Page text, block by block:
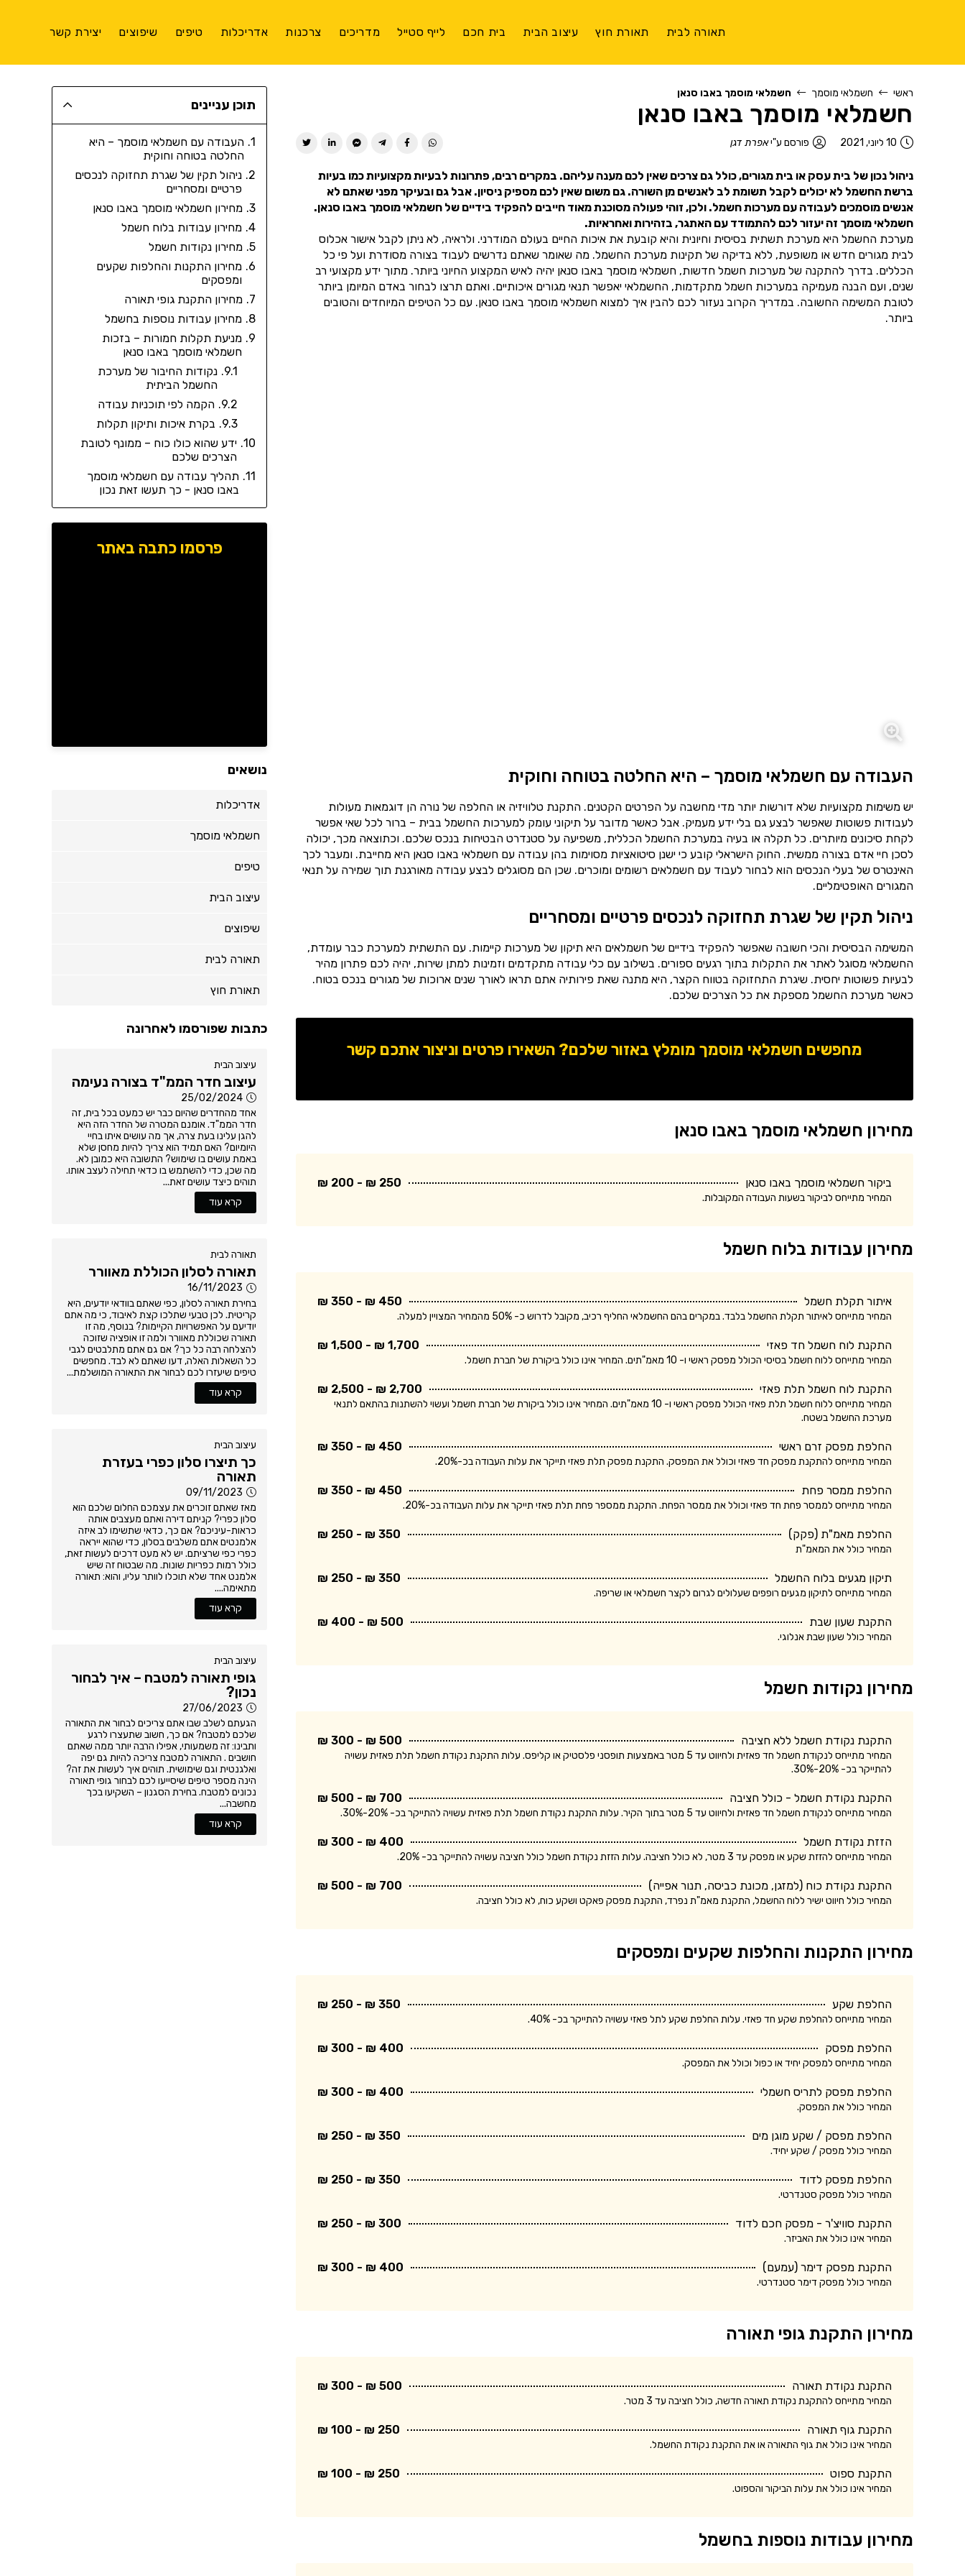
תאורה לבית תאורת חוץ עיצוב הבית בית חכם לייף סטייל מדריכים צרכנות אדריכלות טיפים שיפוצים יצירת קשר
ראשי חשמלאי מוסמך חשמלאי מוסמך באבו סנאן
חשמלאי מוסמך באבו סנאן
10 ליוני, 2021 פורסם ע"יאפרת דגן
ניהול נכון של בית עסק או בית מגורים, כולל גם צרכים שאין לכם מענה עליהם. במקרים רבים, פתרונות לבעיות מקצועיות כמו בעיות
ברשת החשמל לא יכולים לקבל תשומת לב לאנשים מן השורה. גם משום שאין לכם מספיק ניסיון. אבל גם ובעיקר מפני שאתם לא
אנשים מוסמכים לעבודה עם מערכות חשמל. ולכן, זוהי פעולה מסוכנת מאוד חייבים להפקיד בידיים של חשמלאי מוסמך באבו סנאן.
חשמלאי מוסמך זה יעזור לכם להתמודד עם האתגר, בזהירות ואחראיות.
מערכת החשמל היא מערכת תשתית בסיסית וחיונית והיא קובעת את איכות החיים בעולם המודרני. ולראיה, לא ניתן לקבל אישור אכלוס
לבית מגורים חדש או משופעת, ללא בדיקה של תקינות מערכת החשמל. מה שאומר שאתם נדרשים לעבוד בצורה מסודרת ועל פי כל
הכללים. בדרך להתקנה של מערכות חשמל חדשות, חשמלאי מוסמך באבו סנאן יהיה לאיש המקצוע החיוני ביותר. מתוך ידע מקצועי רב
שנים, ועם הבנה מעמיקה במערכות חשמל מתקדמות, החשמלאי יאפשר תנאי מגורים איכותיים. ואתם תרצו לבחור באדם המיומן ביותר
לטובת המשימה החשובה. במדריך הקרוב נעזור לכם להבין איך למצוא חשמלאי מוסמך באבו סנאן. עם כל הטיפים המיוחדים והטובים
ביותר.
העבודה עם חשמלאי מוסמך – היא החלטה בטוחה וחוקית
יש משימות מקצועיות שלא דורשות יותר מדי מחשבה על הפרטים הקטנים. התקנת טלוויזיה או החלפה של נורה הן דוגמאות מעולות
לעבודות פשוטות שאפשר לבצע גם בלי ידע מעמיק. אבל כאשר מדובר על תיקוני עומק למערכות החשמל בבית – ברור לכל שאי אפשר
לקחת סיכונים מיותרים. כל תקלה או בעיה במערכת החשמל הכללית, משפיעה על סטנדרט הבטיחות בנכס שלכם. וכתוצאה מכך, יכולה
לסכן חיי אדם בצורה ממשית. החוק הישראלי קובע כי ישנן סיטואציות מסוימות בהן עבודה עם חשמלאי באבו סנאן היא מחייבת. ומעבר לכך
האינטרס של בעלי הנכסים הוא לבחור לעבוד עם חשמלאים רשומים ומוכרים. שכן הם מסוגלים לבצע עבודה מאורגנת תוך שמירה על תנאי
המגורים האופטימליים.
ניהול תקין של שגרת תחזוקה לנכסים פרטיים ומסחריים
המשימה הבסיסית והכי חשובה שאפשר להפקיד בידיים של חשמלאים היא תיקון של מערכות קיימות. עם התשתית למערכת כבר עומדת,
החשמלאי מסוגל לאתר את התקלות בתוך רגעים ספורים. בשילוב עם כלי עבודה מתקדמים וזמינות למתן שירות, יהיה לכם פתרון מהיר
לבעיות פשוטות יחסית. שיגרת התחזוקה בטווח הקצר, היא מתנה שאת פירותיה אתם תראו לאורך שנים ארוכות של מגורים בנכס בטוח.
כאשר מערכת החשמל מספקת את כל הצרכים שלכם.
מחפשים חשמלאי מוסמך מומלץ באזור שלכם? השאירו פרטים וניצור אתכם קשר
מחירון חשמלאי מוסמך באבו סנאן
ביקור חשמלאי מוסמך באבו סנאן 250 ₪ - 200 ₪
המחיר מתייחס לביקור בשעות העבודה המקובלות.
מחירון עבודות בלוח חשמל
איתור תקלת חשמל 450 ₪ - 350 ₪
המחיר מתייחס לאיתור תקלת החשמל בלבד. במקרים בהם החשמלאי החליף רכיב, מקובל לדרוש כ- 50% מהמחיר המצויין למעלה.
התקנת לוח חשמל חד פאזי 1,700 ₪ - 1,500 ₪
המחיר מתייחס ללוח חשמל בסיסי הכולל מפסק ראשי ו- 10 מאמ"תים. המחיר אינו כולל ביקורת של חברת חשמל.
התקנת לוח חשמל תלת פאזי 2,700 ₪ - 2,500 ₪
המחיר מתייחס ללוח חשמל תלת פאזי הכולל מפסק ראשי ו- 10 מאמ"תים. המחיר אינו כולל ביקורת של חברת חשמל ועשוי להשתנות בהתאם לתנאי
מערכת החשמל בשטח.
החלפת מפסק זרם ראשי 450 ₪ - 350 ₪
המחיר מתייחס להתקנת מפסק חד פאזי וכולל את המפסק. התקנת מפסק תלת פאזי תייקר את עלות העבודה בכ-20%.
החלפת ממסר פחת 450 ₪ - 350 ₪
המחיר מתייחס לממסר פחת חד פאזי וכולל את ממסר הפחת. התקנת ממספר פחת תלת פאזי תייקר את עלות העבודה בכ-20%.
החלפת מאמ"ת (פקק) 350 ₪ - 250 ₪
המחיר כולל את המאמ"ת
תיקון מגעים בלוח החשמל 350 ₪ - 250 ₪
המחיר מתייחס לתיקון מגעים רופפים שעלולים לגרום לקצר חשמלאי או שריפה.
התקנת שעון שבת 500 ₪ - 400 ₪
המחיר כולל שעון שבת אנלוגי.
מחירון נקודות חשמל
התקנת נקודת חשמל ללא חציבה 500 ₪ - 300 ₪
המחיר מתייחס לנקודת חשמל חד פאזית ולחיווט עד 5 מטר באמצעות תופסני פלסטיק או קליפס. עלות התקנת נקודת חשמל תלת פאזית עשויה
להתייקר בכ- 20%-30%.
התקנת נקודת חשמל - כולל חציבה 700 ₪ - 500 ₪
המחיר מתייחס לנקודת חשמל חד פאזית ולחיווט עד 5 מטר בתוך הקיר. עלות התקנת נקודת חשמל תלת פאזית עשויה להתייקר בכ- 20%-30%.
הזזת נקודת חשמל 400 ₪ - 300 ₪
המחיר מתייחס להזזת שקע או מפסק עד 3 מטר, לא כולל חציבה. עלות הזזת נקודת חשמל כולל חציבה עשויה להתייקר בכ- 20%.
התקנת נקודת כוח (למזגן, מכונת כביסה, תנור אפייה) 700 ₪ - 500 ₪
המחיר כולל חיווט ישיר ללוח החשמל, התקנת מאמ"ת נפרד, התקנת מפסק פאקט ושקע כוח, לא כולל חציבה.
מחירון התקנות והחלפות שקעים ומפסקים
החלפת שקע 350 ₪ - 250 ₪
המחיר מתייחס להחלפת שקע חד פאזי. עלות החלפת שקע לתל פאזי עשויה להתייקר בכ- 40%.
החלפת מפסק 400 ₪ - 300 ₪
המחיר מתייחס למפסק יחיד או כפול וכולל את המפסק.
החלפת מפסק לתריס חשמלי 400 ₪ - 300 ₪
המחיר כולל את המפסק.
החלפת מפסק / שקע מוגן מים 350 ₪ - 250 ₪
המחיר כולל מפסק / שקע יחיד.
החלפת מפסק לדוד 350 ₪ - 250 ₪
המחיר כולל מפסק סטנדרטי.
התקנת סוויצ'ר - מפסק חכם לדוד 300 ₪ - 250 ₪
המחיר אינו כולל את האביזר.
התקנת מפסק דימר (עמעם) 400 ₪ - 300 ₪
המחיר כולל מפסק דימר סטנדרטי.
מחירון התקנת גופי תאורה
התקנת נקודת תאורה 500 ₪ - 300 ₪
המחיר מתייחס להתקנת נקודת תאורה חדשה, כולל חציבה עד 3 מטר.
התקנת גוף תאורה 250 ₪ - 100 ₪
המחיר אינו כולל את גוף התאורה או את התקנת נקודת החשמל.
התקנת ספוט 250 ₪ - 100 ₪
המחיר אינו כולל את עלות הביקור והספוט.
מחירון עבודות נוספות בחשמל
תוכן עניינים
העבודה עם חשמלאי מוסמך – היא
החלטה בטוחה וחוקית
ניהול תקין של שגרת תחזוקה לנכסים
פרטיים ומסחריים
מחירון חשמלאי מוסמך באבו סנאן
מחירון עבודות בלוח חשמל
מחירון נקודות חשמל
מחירון התקנות והחלפות שקעים
ומפסקים
מחירון התקנת גופי תאורה
מחירון עבודות נוספות בחשמל
מניעת תקלות חמורות – בזכות
חשמלאי מוסמך באבו סנאן
נקודות החיבור של מערכת
החשמל הביתית
הקמה לפי תוכניות עבודה
בקרת איכות ותיקון תקלות
ידע שהוא כולו כוח – ממונף לטובת
הצרכים שלכם
תהליך עבודה עם חשמלאי מוסמך
באבו סנאן - כך תעשו זאת נכון
פרסמו כתבה באתר
נושאים
אדריכלות
חשמלאי מוסמך
טיפים
עיצוב הבית
שיפוצים
תאורה לבית
תאורת חוץ
כתבות שפורסמו לאחרונה
עיצוב הבית
עיצוב חדר הממ"ד בצורה נעימה
25/02/2024
אחד מהחדרים שהיום כבר יש כמעט בכל בית, זה
חדר הממ"ד. אומנם המטרה של החדר הזה היא
להגן עלינו בעת צרה, אך מה עושים איתו בחיי
היומיום? האם תמיד הוא צריך להיות מחסן שלא
באמת עושים בו שימוש? התשובה היא כמובן לא.
מה שכן, כדי להשתמש בו כדאי תחילה לעצב אותו.
תוהים כיצד עושים זאת...
קרא עוד
תאורה לבית
תאורה לסלון הכוללת מאוורר
16/11/2023
בחירת תאורה לסלון, כפי שאתם בוודאי יודעים, היא
קריטית. לכן טבעי שתלכו קצת לאיבוד, כי מה אתם
יודיעם על האפשרויות הקיימות? בנוסף, מה זו
תאורה שכוללת מאוורר ולמה זו אופציה שזוכה
להצלחה רבה כל כך? אם גם אתם מתלבטים לגבי
כל השאלות האלה, דעו שאתם לא לבד. מחפשים
טיפים שיעזרו לכם לבחור את התאורה המושלמת...
קרא עוד
עיצוב הבית
כך תיצרו סלון כפרי בעזרת
תאורה
09/11/2023
מאז שאתם זוכרים את עצמכם החלום שלכם הוא
סלון כפרי? קניתם דירה ואתם מעצבים אותה
כראות-עיניכם? אם כך, כדאי שתשימו לב איזה
אלמנטים אתם משלבים בסלון, כדי שהוא ייראה
כפרי כפי שרציתם. יש לא מעט דרכים לעשות זאת,
כולל רמות כפריות שונות. מה שבטוח זה שיש
אלמנט אחד שלא תוכלו לוותר עליו, והוא: תאורה
מתאימה....
קרא עוד
עיצוב הבית
גופי תאורה למטבח – איך לבחור
נכון?
27/06/2023
הגעתם לשלב שבו אתם צריכים לבחור את התאורה
שלכם למטבח? אם כך, חשוב שתעצרו לרגע
ותבינו: זה משמעותי, אפילו הרבה יותר ממה שאתם
חושבים . התאורה למטבח צריכה להיות גם יפה
ואלגנטית וגם שימושית. תוהים איך לעשות את זה?
הינה מספר טיפים שיסייעו לכם לבחור גופי תאורה
נכונים למטבח. בחירת הסגנון – השקיעו בכך
מחשבה...
קרא עוד